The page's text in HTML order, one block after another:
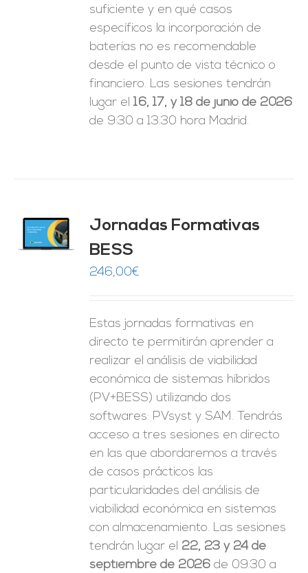
suficiente y en qué casos
específicos la incorporación de
baterías no es recomendable
desde el punto de vista técnico o
financiero. Las sesiones tendrán
lugar el16, 17, y 18 de junio de 2026
de 9:30 a 13:30 hora Madrid.
Jornadas Formativas
BESS
246,00€
Estas jornadas formativas en
directo te permitirán aprender a
realizar el análisis de viabilidad
económica de sistemas híbridos
(PV+BESS) utilizando dos
softwares: PVsyst y SAM. Tendrás
acceso a tres sesiones en directo
en las que abordaremos a través
de casos prácticos las
particularidades del análisis de
viabilidad económica en sistemas
con almacenamiento. Las sesiones
tendrán lugar el 22, 23 y 24 de
septiembre de 2026 de 09:30 a